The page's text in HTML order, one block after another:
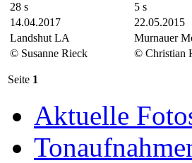
28 s
14.04.2017
Landshut LA
© Susanne Rieck
5 s
22.05.2015
Murnauer
© Christian
Seite 1
Aktuelle